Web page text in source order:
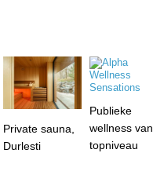
Private sauna,
Durlesti
Publieke
wellness van
topniveau